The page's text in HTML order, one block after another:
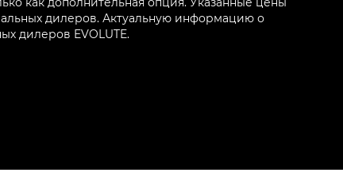
дилеров. Актуальную информацию о
дилеров EVOLUTE.